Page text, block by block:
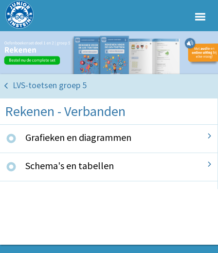
LVS-toetsen groep 5
Rekenen - Verbanden
Grafieken en diagrammen
Schema's en tabellen